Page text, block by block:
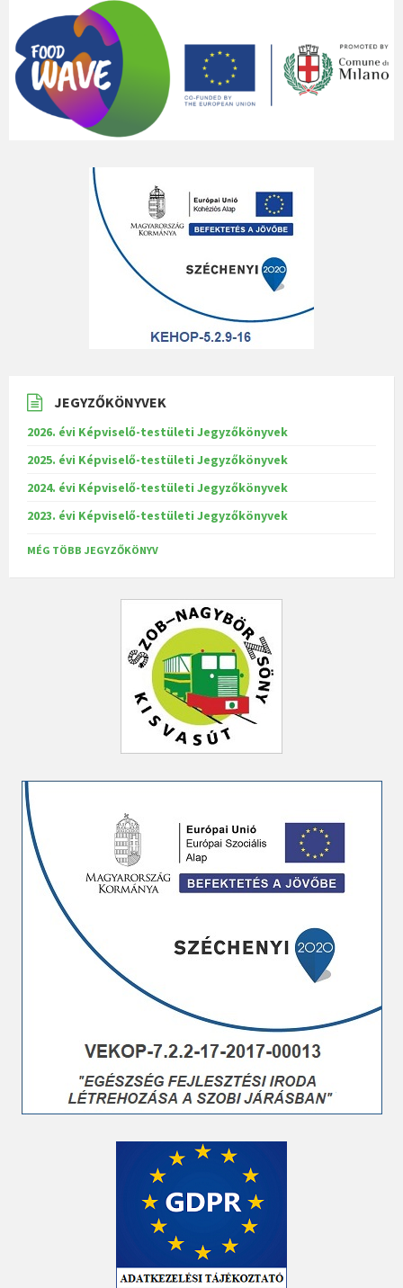
JEGYZŐKÖNYVEK
2026. évi Képviselő-testületi Jegyzőkönyvek
2025. évi Képviselő-testületi Jegyzőkönyvek
2024. évi Képviselő-testületi Jegyzőkönyvek
2023. évi Képviselő-testületi Jegyzőkönyvek
MÉG TÖBB JEGYZŐKÖNYV